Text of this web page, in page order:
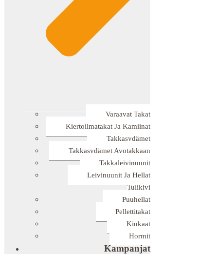
Varaavat Takat
Kiertoilmatakat Ja Kamiinat
Takkasydämet
Takkasydämet Avotakkaan
Takkaleivinuunit
Leivinuunit Ja Hellat
Tulikivi
Puuhellat
Pellettitakat
Kiukaat
Hormit
Kampanjat